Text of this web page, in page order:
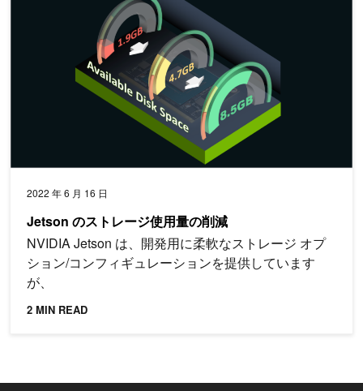
2022 年 6 月 16 日
Jetson のストレージ使用量の削減
NVIDIA Jetson は、開発用に柔軟なストレージ オプ
ション/コンフィギュレーションを提供しています
が、
2 MIN READ